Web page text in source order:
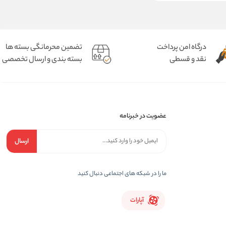
درگاه امن پرداخت
نقد و قسطی
تضمین محرمانگی بسته ها
بسته بندی و ارسال تخصصی
عضویت در خبرنامه
ارسال
ما را در شبکه های اجتماعی دنبال کنید
آپارات